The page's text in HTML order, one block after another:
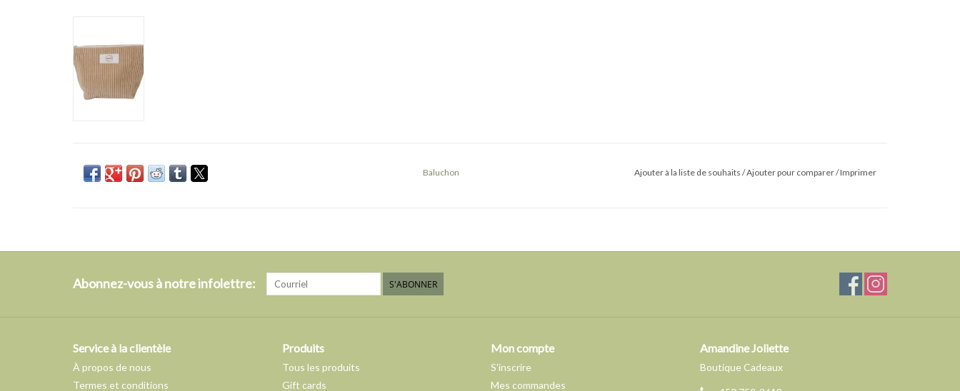
Baluchon Ajouter à la liste de souhaits /Ajouter pour comparer/Imprimer
Abonnez-vous à notre infolettre: S'ABONNER
Service à la clientèle
À propos de nous
Termes et conditions
Produits
Tous les produits
Gift cards
Mon compte
S'inscrire
Mes commandes
Amandine Joliette
Boutique Cadeaux